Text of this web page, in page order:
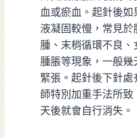
血或瘀血。起針後
液凝固較慢，常見
腫、末梢循環不良
腫脹等現象，一般
緊張。起針後下針
師特別加重手法所
天後就會自行消失。